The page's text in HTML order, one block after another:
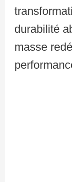
durabilité
masse